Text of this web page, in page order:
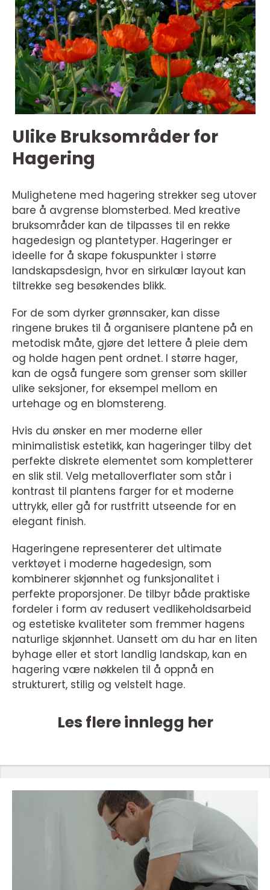
Ulike Bruksområder for
Hagering
Mulighetene med hagering strekker seg utover
bare å avgrense blomsterbed. Med kreative
bruksområder kan de tilpasses til en rekke
hagedesign og plantetyper. Hageringer er
ideelle for å skape fokuspunkter i større
landskapsdesign, hvor en sirkulær layout kan
tiltrekke seg besøkendes blikk.
For de som dyrker grønnsaker, kan disse
ringene brukes til å organisere plantene på en
metodisk måte, gjøre det lettere å pleie dem
og holde hagen pent ordnet. I større hager,
kan de også fungere som grenser som skiller
ulike seksjoner, for eksempel mellom en
urtehage og en blomstereng.
Hvis du ønsker en mer moderne eller
minimalistisk estetikk, kan hageringer tilby det
perfekte diskrete elementet som kompletterer
en slik stil. Velg metalloverflater som står i
kontrast til plantens farger for et moderne
uttrykk, eller gå for rustfritt utseende for en
elegant finish.
Hageringene representerer det ultimate
verktøyet i moderne hagedesign, som
kombinerer skjønnhet og funksjonalitet i
perfekte proporsjoner. De tilbyr både praktiske
fordeler i form av redusert vedlikeholdsarbeid
og estetiske kvaliteter som fremmer hagens
naturlige skjønnhet. Uansett om du har en liten
byhage eller et stort landlig landskap, kan en
hagering være nøkkelen til å oppnå en
strukturert, stilig og velstelt hage.
Les flere innlegg her